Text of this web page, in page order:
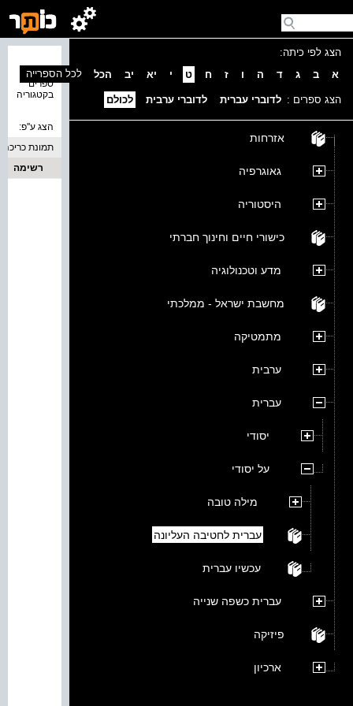
הצג לפי כיתה:
א
ב ג ד ה ו ז ח ט י יא יב הכל
הצג ספרים : לדוברי עברית לדוברי ערבית לכולם
אזרחות
גאוגרפיה
היסטוריה
כישורי חיים וחינוך חברתי
מדע וטכנולוגיה
מחשבת ישראל - ממלכתי
מתמטיקה
ערבית
עברית
יסודי
על יסודי
מילה טובה
עברית לחטיבה העליונה
עכשיו עברית
עברית כשפה שנייה
פיזיקה
ארכיון
ספרים
בקטגוריה
לכל הספרייה
הצג ע''פ:
תמונת כריכה
רשימה